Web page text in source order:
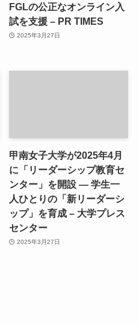
FGLの公正なオンライン入
試を支援 – PR TIMES
2025年3月27日
甲南女子大学が2025年4月
に「リーダーシップ教育セ
ンター」を開設 ― 学生一
人ひとりの「新リーダーシ
ップ」を育成 – 大学プレス
センター
2025年3月27日